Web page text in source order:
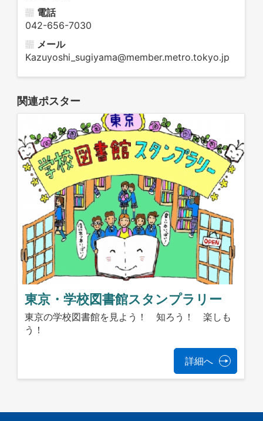
電話
042-656-7030
メール
Kazuyoshi_sugiyama@member.metro.tokyo.jp
関連ポスター
東京・学校図書館スタンプラリー
東京の学校図書館を見よう！ 知ろう！ 楽しも
う！
詳細へ